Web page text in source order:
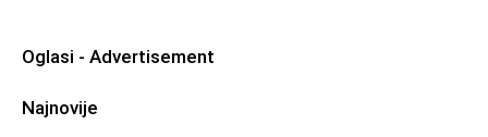
Oglasi - Advertisement
Najnovije